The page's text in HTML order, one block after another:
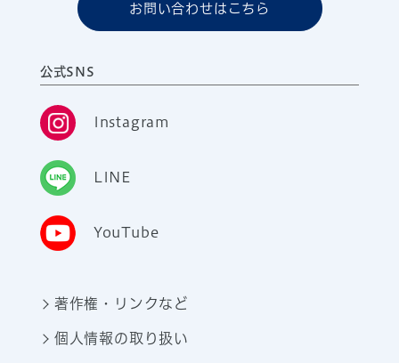
お問い合わせはこちら
公式SNS
Instagram
LINE
YouTube
著作権・リンクなど
個人情報の取り扱い